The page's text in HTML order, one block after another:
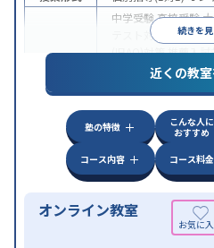
続きを
中学受験高校受験
テスト対策
内申点
(旧AO)対策推薦入試
私大対策共通テ
特徴
中高一貫校生に対応
オンライン対応 1
みの受講可
自習室あ
近くの教
塾の特徴
こんな人に
おすすめ
コース内容
コース料金
オンライン教室